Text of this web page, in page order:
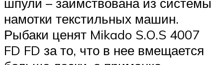
шпули – заимствована из системы
намотки текстильных машин.
Рыбаки ценят Mikado S.O.S 4007
FD FD за то, что в нее вмещается